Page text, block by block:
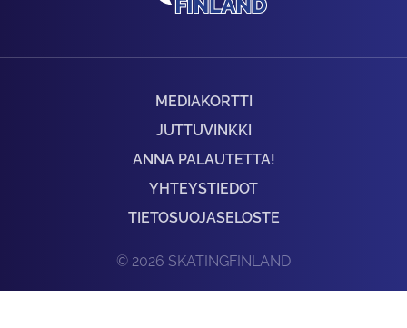
MEDIAKORTTI
JUTTUVINKKI
ANNA PALAUTETTA!
YHTEYSTIEDOT
TIETOSUOJASELOSTE
© 2026 SKATINGFINLAND